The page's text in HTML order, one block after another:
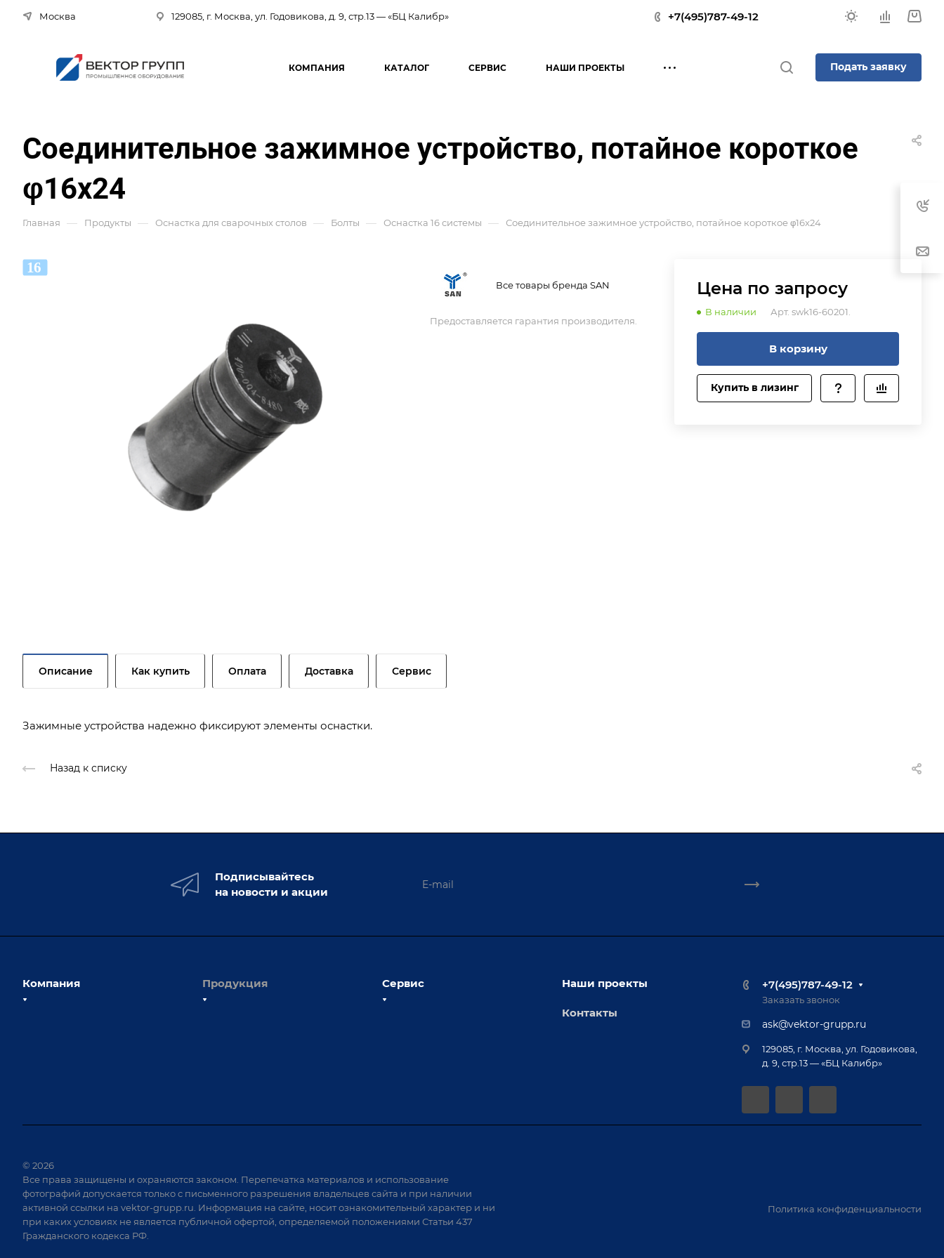
Москва 129085, г. Москва, ул. Годовикова, д. 9, стр.13 — «БЦ Калибр» +7(495)787-49-12
КОМПАНИЯ КАТАЛОГ СЕРВИС НАШИ ПРОЕКТЫ Подать заявку
Соединительное зажимное устройство, потайное короткое
φ16x24
Главная — Продукты — Оснастка для сварочных столов — Болты — Оснастка 16 системы — Соединительное зажимное устройство, потайное короткое φ16x24
Цена по запросу
В наличии Арт. swk16-60201.
В корзину
Купить в лизинг
Все товары бренда SAN
Предоставляется гарантия производителя.
Описание Как купить Оплата Доставка Сервис
Зажимные устройства надежно фиксируют элементы оснастки.
Назад к списку
Подписывайтесь
на новости и акции
Компания
Вопрос ответ
Документы
Вакансии
Продукция
для сварки крупногабаритных
изделий
Позиционеры и вращатели
Сервис
Монтаж
возможности автоматизации
Наши проекты
Контакты
+7(495)787-49-12
Заказать звонок
ask@vektor-grupp.ru
129085, г. Москва, ул. Годовикова,
д. 9, стр.13 — «БЦ Калибр»
© 2026
Все права защищены и охраняются законом. Перепечатка материалов и использование
фотографий допускается только с письменного разрешения владельцев сайта и при наличии
активной ссылки на vektor-grupp.ru . Информация на сайте, носит ознакомительный характер и ни
при каких условиях не является публичной офертой, определяемой положениями Статьи 437
Гражданского кодекса РФ.
Политика конфиденциальности